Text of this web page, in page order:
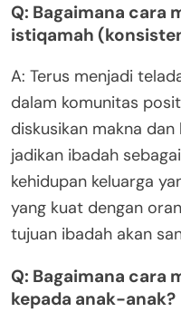
Q: Bagaimana cara
istiqamah
A: Terus menjadi
dalam komunitas
diskusikan makna
jadikan ibadah
kehidupan keluarga
yang kuat dengan
tujuan ibadah akan
Q: Bagaimana cara
kepada anak-anak?